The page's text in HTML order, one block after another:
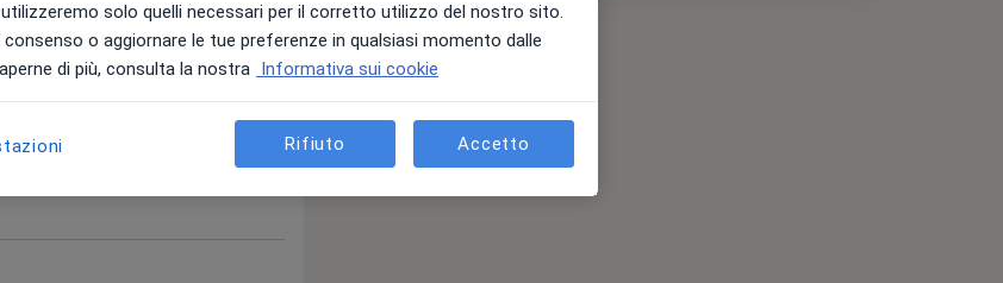
solo quelli necessari per il corretto utilizzo del nostro sito.
o aggiornare le tue preferenze in qualsiasi momento dalle
di più, consulta la nostra Informativa sui cookie
Rifiuto Accetto